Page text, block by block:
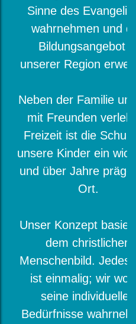
Sinne des
wahrnehmen und
Bildungsangebot in
unserer Region
Neben der Familie
mit Freunden
Freizeit ist die Schule
unsere Kinder ein
und über Jahre
Ort.
Unser Konzept basiert
dem christlichen
Menschenbild. Jedes
ist einmalig; wir
seine individuellen
Bedürfnisse